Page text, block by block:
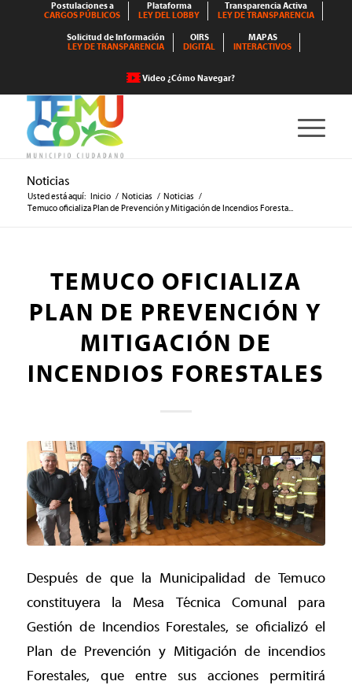
Postulaciones a
CARGOS PÚBLICOS
Plataforma
LEY DEL LOBBY
Transparencia Activa
LEY DE TRANSPARENCIA
Solicitud de Información
LEY DE TRANSPARENCIA
OIRS
DIGITAL
MAPAS
INTERACTIVOS
Video ¿Cómo Navegar?
Noticias
Usted está aquí: Inicio / Noticias / Noticias /
Temuco oficializa Plan de Prevención y Mitigación de Incendios Foresta...
TEMUCO OFICIALIZA
PLAN DE PREVENCIÓN Y
MITIGACIÓN DE
INCENDIOS FORESTALES
Después de que la Municipalidad de Temuco
constituyera la Mesa Técnica Comunal para
Gestión de Incendios Forestales, se oficializó el
Plan de Prevención y Mitigación de incendios
Forestales, que entre sus acciones permitirá